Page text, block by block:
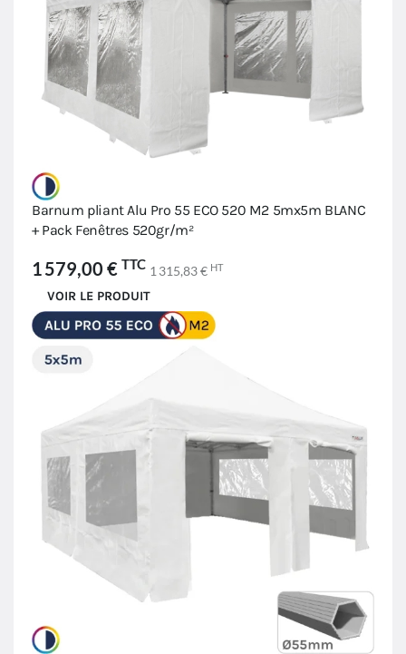
Barnum pliant Alu Pro 55 ECO 520 M2 5mx5m BLANC
+ Pack Fenêtres 520gr/m²
1 579,00 € TTC 1 315,83 € HT
VOIR LE PRODUIT